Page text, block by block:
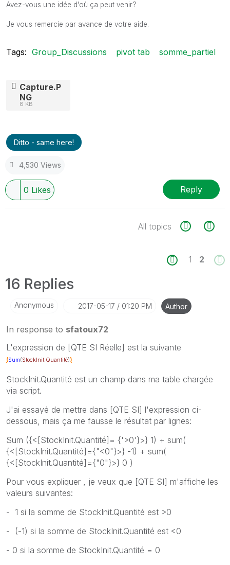
Avez-vous une idée d'où ça peut venir?
Je vous remercie par avance de votre aide.
Tags: Group_Discussions pivot tab somme_partiel
Capture.P
NG
8 KB
Ditto - same here!
4,530 Views
0 Likes Reply
All topics
1 2
16 Replies
Anonymous ‎2017-05-17 01:20 PM Author
In response to sfatoux72
L'expression de [QTE SI Réelle] est la suivante
(Sum(StockInit.Quantité))
StockInit.Quantité est un champ dans ma table chargée
via script.
J'ai essayé de mettre dans [QTE SI] l'expression ci-
dessous, mais ça me fausse le résultat par lignes:
Sum ({<[StockInit.Quantité]= {'>0'}>} 1) + sum(
{<[StockInit.Quantité]={"<0"}>} -1) + sum(
{<[StockInit.Quantité]={"0"}>} 0 )
Pour vous expliquer , je veux que [QTE SI] m'affiche les
valeurs suivantes:
- 1 si la somme de StockInit.Quantité est >0
- (-1) si la somme de StockInit.Quantité est <0
- 0 si la somme de StockInit.Quantité = 0